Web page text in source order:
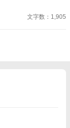
文字数：1,905